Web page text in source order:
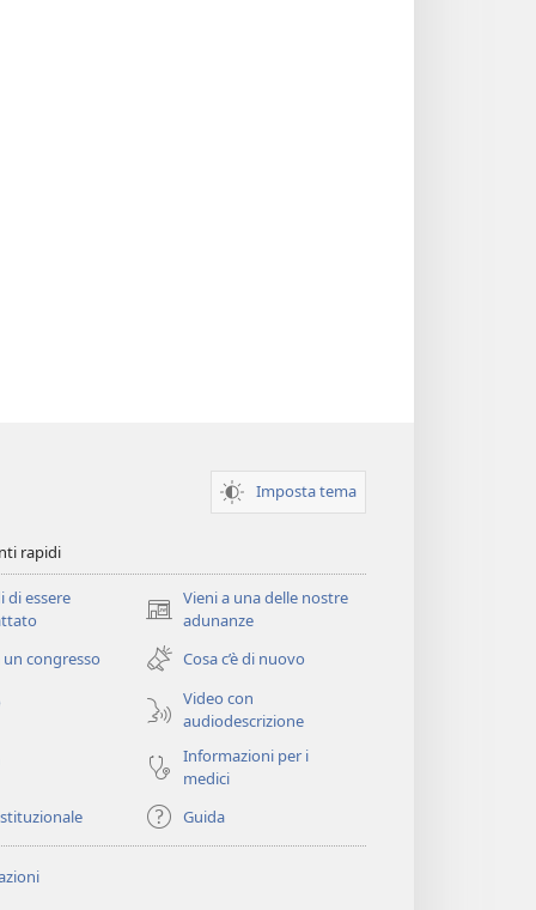
Imposta tema
rapidi
di essere
Vieni a una delle nostre
adunanze
(apre
una
nuova
finestra)
un congresso
Cosa c’è di nuovo
Video con
audiodescrizione
Informazioni per i
medici
Guida